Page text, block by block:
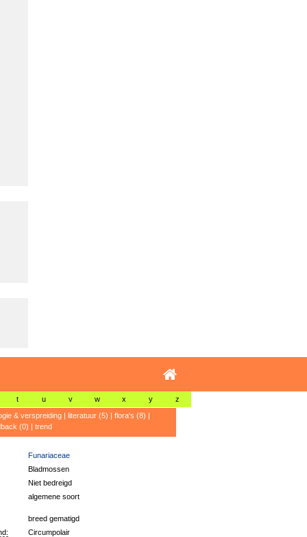
t u v w x y z
& verspreiding| literatuur (5) | flora's (8) |
(0) | trend
Funariaceae
Bladmossen
Niet bedreigd
algemene soort
breed gematigd
Circumpolair